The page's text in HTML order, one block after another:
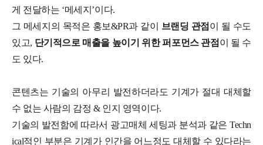
게 전달하는 ‘메세지’이다.
그 메세지의 목적은 홍보&PR과 같이 브랜딩 관점 이 될 수도
있고, 단기적으로 매출을 높이기 위한 퍼포먼스 관점 이 될 수
도 있다.
콘텐츠는 기술의 아무리 발전하더라도 기계가 절대 대체할
수 없는 사람의 감정 & 인지 영역이다.
기술의 발전함에 따라서 광고매체 세팅과 분석과 같은 Techn
ical적인 부분은 기계가 인간을 어느정도 대체할 수 있다라는